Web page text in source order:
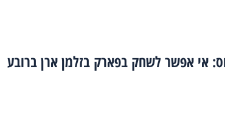
אי אפשר לשחק בפארק בזלמן ארן ברובע